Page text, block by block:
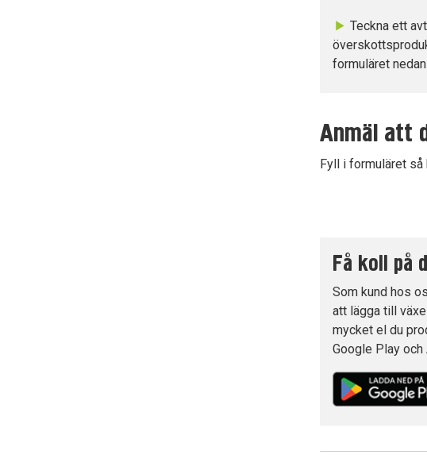
Teckna ett
formuläret nedan
Anmäl att
Fyll i formuläret så
Få koll på
Som kund hos
att lägga till
mycket el du
Google Play och